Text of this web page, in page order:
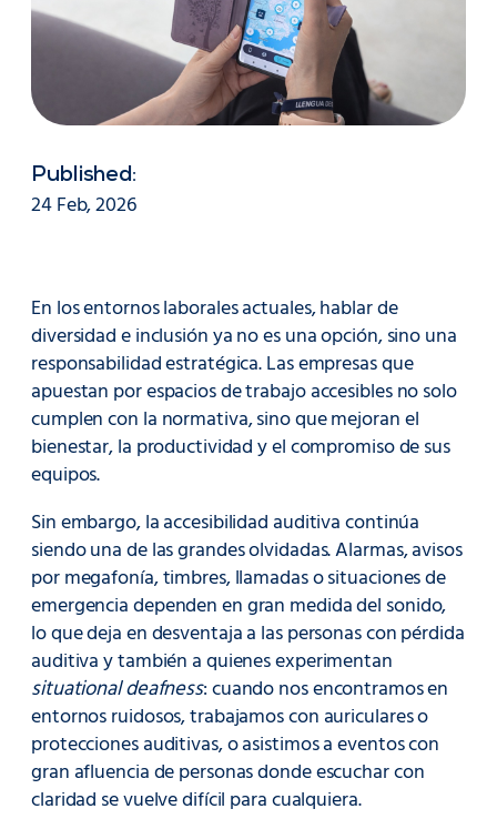
Published:
24 Feb, 2026
En los entornos laborales actuales, hablar de
diversidad e inclusión ya no es una opción, sino una
responsabilidad estratégica. Las empresas que
apuestan por espacios de trabajo accesibles no solo
cumplen con la normativa, sino que mejoran el
bienestar, la productividad y el compromiso de sus
equipos.
Sin embargo, la accesibilidad auditiva continúa
siendo una de las grandes olvidadas. Alarmas, avisos
por megafonía, timbres, llamadas o situaciones de
emergencia dependen en gran medida del sonido,
lo que deja en desventaja a las personas con pérdida
auditiva y también a quienes experimentan
situational deafness: cuando nos encontramos en
entornos ruidosos, trabajamos con auriculares o
protecciones auditivas, o asistimos a eventos con
gran afluencia de personas donde escuchar con
claridad se vuelve difícil para cualquiera.